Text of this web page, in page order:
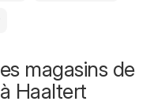
magasins de
Haaltert